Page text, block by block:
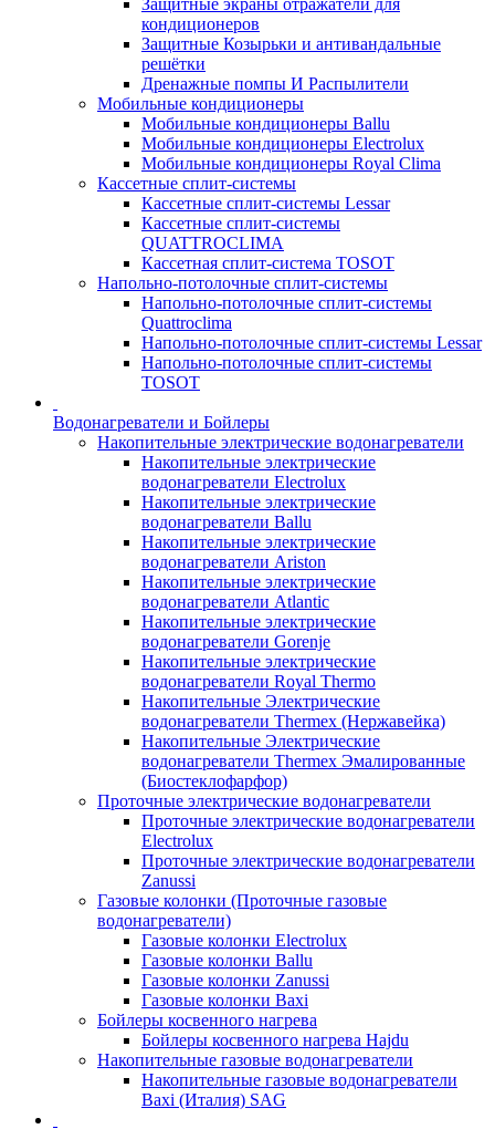
Защитные экраны отражатели для
кондиционеров
Защитные Козырьки и антивандальные
решётки
Дренажные помпы И Распылители
Мобильные кондиционеры
Мобильные кондиционеры Ballu
Мобильные кондиционеры Electrolux
Мобильные кондиционеры Royal Clima
Кассетные сплит-системы
Кассетные сплит-системы Lessar
Кассетные сплит-системы
QUATTROCLIMA
Кассетная сплит-система TOSOT
Напольно-потолочные сплит-системы
Напольно-потолочные сплит-системы
Quattroclima
Напольно-потолочные сплит-системы Lessar
Напольно-потолочные сплит-системы
TOSOT
Водонагреватели и Бойлеры
Накопительные электрические водонагреватели
Накопительные электрические
водонагреватели Electrolux
Накопительные электрические
водонагреватели Ballu
Накопительные электрические
водонагреватели Ariston
Накопительные электрические
водонагреватели Atlantic
Накопительные электрические
водонагреватели Gorenje
Накопительные электрические
водонагреватели Royal Thermo
Накопительные Электрические
водонагреватели Thermex (Нержавейка)
Накопительные Электрические
водонагреватели Thermex Эмалированные
(Биостеклофарфор)
Проточные электрические водонагреватели
Проточные электрические водонагреватели
Electrolux
Проточные электрические водонагреватели
Zanussi
Газовые колонки (Проточные газовые
водонагреватели)
Газовые колонки Electrolux
Газовые колонки Ballu
Газовые колонки Zanussi
Газовые колонки Baxi
Бойлеры косвенного нагрева
Бойлеры косвенного нагрева Hajdu
Накопительные газовые водонагреватели
Накопительные газовые водонагреватели
Baxi (Италия) SAG